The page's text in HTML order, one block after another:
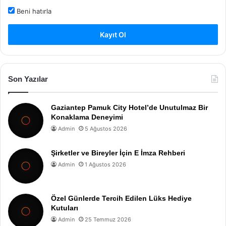
Beni hatırla
Kayıt Ol
Son Yazılar
Gaziantep Pamuk City Hotel’de Unutulmaz Bir
Konaklama Deneyimi
Admin 5 Ağustos 2026
Şirketler ve Bireyler İçin E İmza Rehberi
Admin 1 Ağustos 2026
Özel Günlerde Tercih Edilen Lüks Hediye
Kutuları
Admin 25 Temmuz 2026